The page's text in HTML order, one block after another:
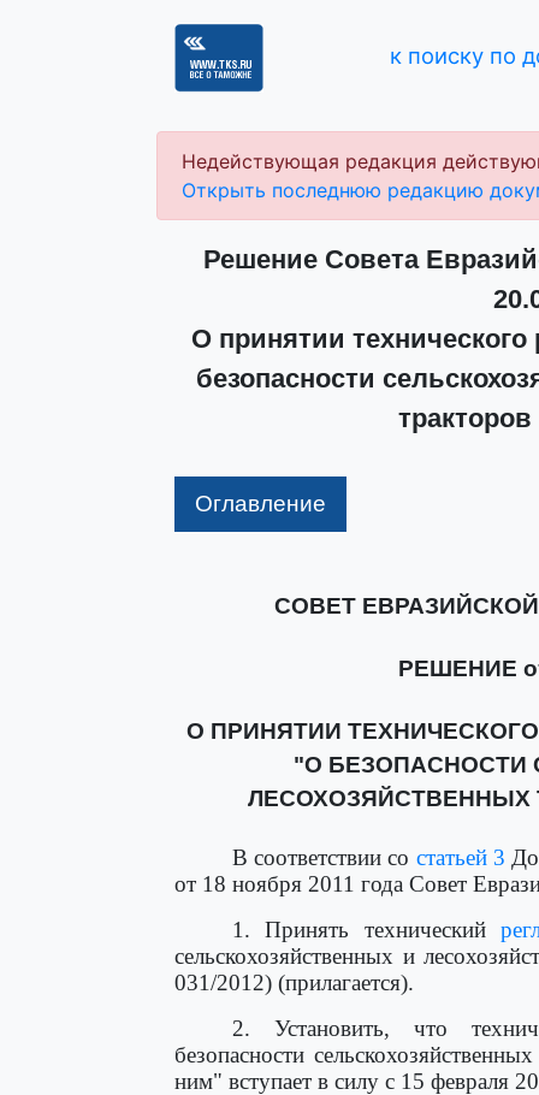
к поиску по
Недействующая редакция
Открыть последнюю редакцию
Решение Совета
О принятии
безопасности
Оглавление
СОВЕТ
РЕШЕНИЕ
О ПРИНЯТИИ
"О БЕЗОПАСНОСТИ
ЛЕСОХОЗЯЙСТВЕННЫХ
В соответствии со статьей 3
от 18 ноября 2011 года Совет
1. Принять технический
сельскохозяйственных и
031/2012) (прилагается).
2. Установить, что
безопасности
ним" вступает в силу с 15 февраля